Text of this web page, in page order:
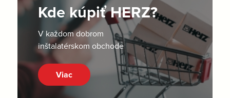
Kde kúpiť HERZ?
V každom dobrom
inštalatérskom obchode
Viac